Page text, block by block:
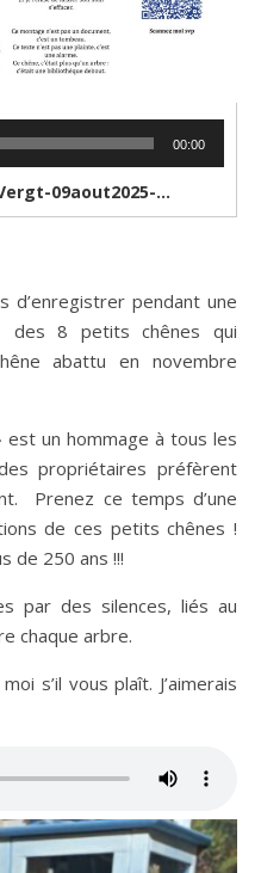
00:00
17h20-ZOOM0011_01
d’enregistrer pendant une
des 8 petits chênes qui
abattu en novembre
est un hommage à tous les
propriétaires préfèrent
Prenez ce temps d’une
de ces petits chênes !
de 250 ans !!!
par des silences, liés au
chaque arbre.
s’il vous plaît. J’aimerais